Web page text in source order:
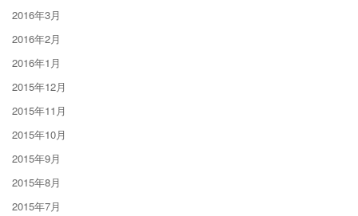
2016年3月
2016年2月
2016年1月
2015年12月
2015年11月
2015年10月
2015年9月
2015年8月
2015年7月